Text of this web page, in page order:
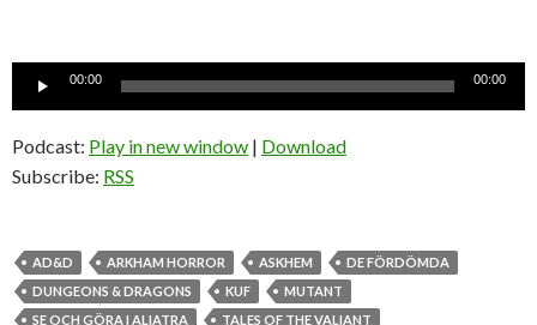
Ljudspelare
00:00 00:00
Podcast: Play in new window | Download
Subscribe: RSS
AD&D ARKHAM HORROR ASKHEM
DE FÖRDÖMDA
DUNGEONS & DRAGONS
KUF
MUTANT
SE OCH GÖRA I ALIATRA
TALES OF THE VALIANT